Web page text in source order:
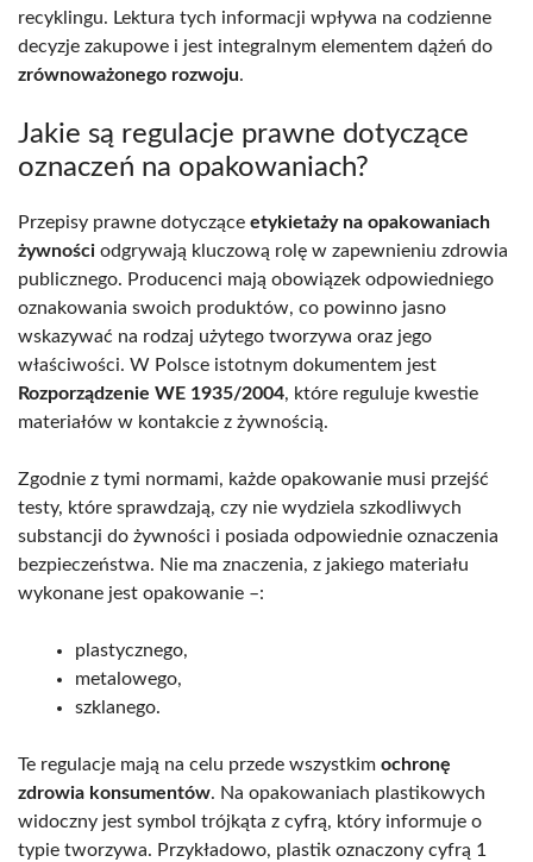
recyklingu. Lektura tych informacji wpływa na codzienne
decyzje zakupowe i jest integralnym elementem dążeń do
zrównoważonego rozwoju.
Jakie są regulacje prawne dotyczące
oznaczeń na opakowaniach?
Przepisy prawne dotyczące etykietaży na opakowaniach
żywności odgrywają kluczową rolę w zapewnieniu zdrowia
publicznego. Producenci mają obowiązek odpowiedniego
oznakowania swoich produktów, co powinno jasno
wskazywać na rodzaj użytego tworzywa oraz jego
właściwości. W Polsce istotnym dokumentem jest
Rozporządzenie WE 1935/2004, które reguluje kwestie
materiałów w kontakcie z żywnością.
Zgodnie z tymi normami, każde opakowanie musi przejść
testy, które sprawdzają, czy nie wydziela szkodliwych
substancji do żywności i posiada odpowiednie oznaczenia
bezpieczeństwa. Nie ma znaczenia, z jakiego materiału
wykonane jest opakowanie –:
plastycznego,
metalowego,
szklanego.
Te regulacje mają na celu przede wszystkim ochronę
zdrowia konsumentów. Na opakowaniach plastikowych
widoczny jest symbol trójkąta z cyfrą, który informuje o
typie tworzywa. Przykładowo, plastik oznaczony cyfrą 1